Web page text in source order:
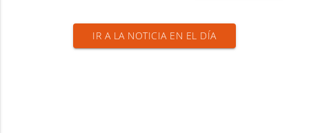
IR A LA NOTICIA EN EL DÍA